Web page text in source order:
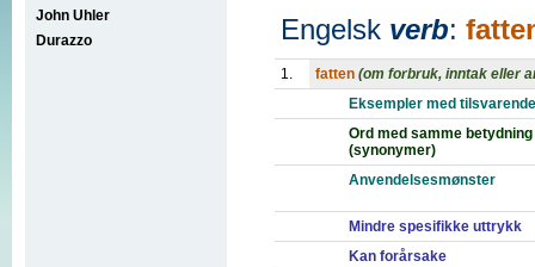
John Uhler
Durazzo
Engelsk verb:
1. fatten (om forbruk, inntak eller
Eksempler med
Ord med samme betydning
(synonymer)
Anvendelsesmønster
Mindre spesifikke uttrykk
Kan forårsake